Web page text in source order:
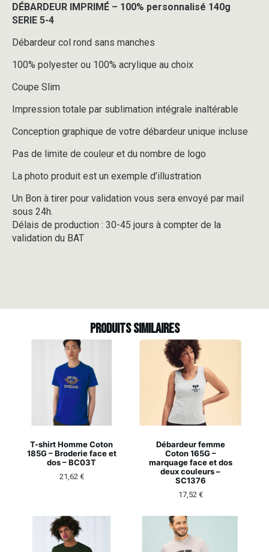
DÉBARDEUR IMPRIMÉ – 100% personnalisé 140g
SERIE 5-4
Débardeur col rond sans manches
100% polyester ou 100% acrylique au choix
Coupe Slim
Impression totale par sublimation intégrale inaltérable
Conception graphique de votre débardeur unique incluse
Pas de limite de couleur et du nombre de logo
La photo produit est un exemple d’illustration
Un Bon à tirer pour validation vous sera envoyé par mail
sous 24h.
Délais de production : 30-45 jours à compter de la
validation du BAT
Produits similaires
T-shirt Homme Coton
185G – Broderie face et
dos – BC03T
21,62 €
Débardeur femme
Coton 165G –
marquage face et dos
deux couleurs –
SC1376
17,52 €